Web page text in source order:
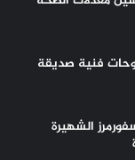
فنية صديقة
الشهيرة